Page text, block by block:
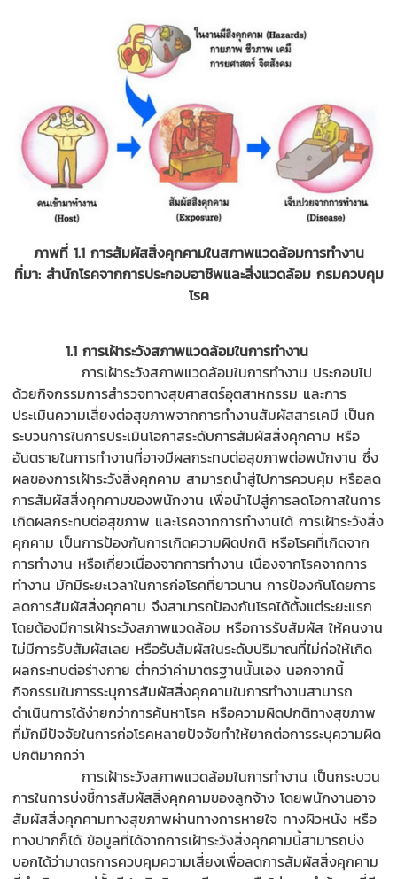
ภาพที่ 1.1 การสัมผัสสิ่งคุกคามในสภาพแวดล้อมการทำงาน
ที่มา: สำนักโรคจากการประกอบอาชีพและสิ่งแวดล้อม กรมควบคุม
โรค
1.1 การเฝ้าระวังสภาพแวดล้อมในการทำงาน
การเฝ้าระวังสภาพแวดล้อมในการทำงาน ประกอบไป
ด้วยกิจกรรมการสำรวจทางสุขศาสตร์อุตสาหกรรม และการ
ประเมินความเสี่ยงต่อสุขภาพจากการทำงานสัมผัสสารเคมี เป็นก
ระบวนการในการประเมินโอกาสระดับการสัมผัสสิ่งคุกคาม หรือ
อันตรายในการทำงานที่อาจมีผลกระทบต่อสุขภาพต่อพนักงาน ซึ่ง
ผลของการเฝ้าระวังสิ่งคุกคาม สามารถนำสู่ไปการควบคุม หรือลด
การสัมผัสสิ่งคุกคามของพนักงาน เพื่อนำไปสู่การลดโอกาสในการ
เกิดผลกระทบต่อสุขภาพ และโรคจากการทำงานได้ การเฝ้าระวังสิ่ง
คุกคาม เป็นการป้องกันการเกิดความผิดปกติ หรือโรคที่เกิดจาก
การทำงาน หรือเกี่ยวเนื่องจากการทำงาน เนื่องจากโรคจากการ
ทำงาน มักมีระยะเวลาในการก่อโรคที่ยาวนาน การป้องกันโดยการ
ลดการสัมผัสสิ่งคุกคาม จึงสามารถป้องกันโรคได้ตั้งแต่ระยะแรก
โดยต้องมีการเฝ้าระวังสภาพแวดล้อม หรือการรับสัมผัส ให้คนงาน
ไม่มีการรับสัมผัสเลย หรือรับสัมผัสในระดับปริมาณที่ไม่ก่อให้เกิด
ผลกระทบต่อร่างกาย ต่ำกว่าค่ามาตรฐานนั้นเอง นอกจากนี้
กิจกรรมในการระบุการสัมผัสสิ่งคุกคามในการทำงานสามารถ
ดำเนินการได้ง่ายกว่าการค้นหาโรค หรือความผิดปกติทางสุขภาพ
ที่มักมีปัจจัยในการก่อโรคหลายปัจจัยทำให้ยากต่อการระบุความผิด
ปกติมากกว่า
การเฝ้าระวังสภาพแวดล้อมในการทำงาน เป็นกระบวน
การในการบ่งชี้การสัมผัสสิ่งคุกคามของลูกจ้าง โดยพนักงานอาจ
สัมผัสสิ่งคุกคามทางสุขภาพผ่านทางการหายใจ ทางผิวหนัง หรือ
ทางปากก็ได้ ข้อมูลที่ได้จากการเฝ้าระวังสิ่งคุกคามนี้สามารถบ่ง
บอกได้ว่ามาตรการควบคุมความเสี่ยงเพื่อลดการสัมผัสสิ่งคุกคาม